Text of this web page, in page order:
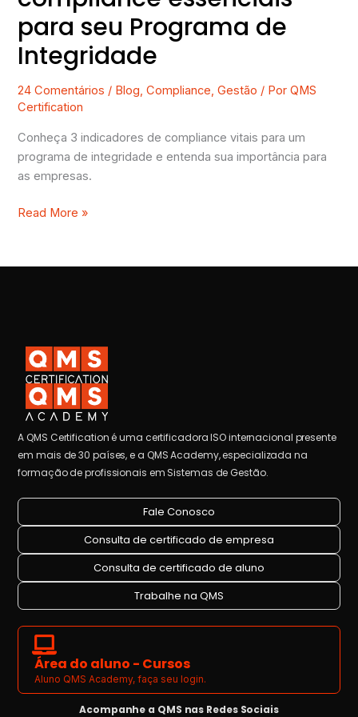
para seu Programa de
Integridade
24 Comentários / Blog,Compliance,Gestão / PorQMS
Certification
Conheça 3 indicadores de compliance vitais para um
programa de integridade e entenda sua importância para
as empresas.
Read More »
A QMS Certification é uma certificadora ISO internacional presente
em mais de 30 países, e a QMS Academy, especializada na
formação de profissionais em Sistemas de Gestão.
Fale Conosco
Consulta de certificado de empresa
Consulta de certificado de aluno
Trabalhe na QMS
Área do aluno - Cursos
Aluno QMS Academy, faça seu login.
Acompanhe a QMS nas Redes Sociais